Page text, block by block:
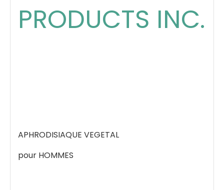
PRODUCTS INC.
APHRODISIAQUE VEGETAL
pour HOMMES